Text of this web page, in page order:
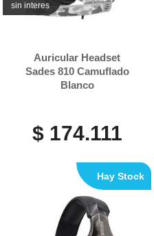
sin interes
Auricular Headset
Sades 810 Camuflado
Blanco
$ 174.111
Hay Stock